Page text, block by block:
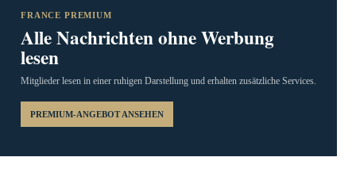
FRANCE PREMIUM
Alle Nachrichten ohne Werbung
lesen
Mitglieder lesen in einer ruhigen Darstellung und erhalten zusätzliche Services.
PREMIUM-ANGEBOT ANSEHEN